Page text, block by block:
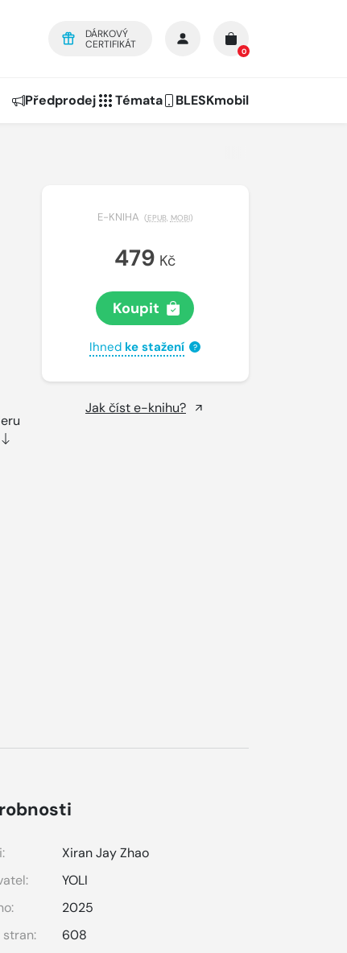
DÁRKOVÝ
CERTIFIKÁT
0
Předprodej Témata BLESKmobil
E-KNIHA (EPUB, MOBI)
479 Kč
Koupit
Ihned ke stažení ?
Jak číst e-knihu?
Xiran Jay Zhao
YOLI
2025
stran:
608